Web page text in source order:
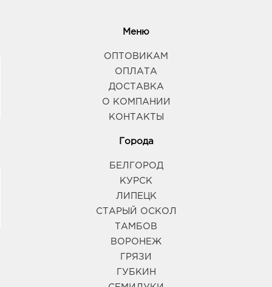
Меню
ОПТОВИКАМ
ОПЛАТА
ДОСТАВКА
О КОМПАНИИ
КОНТАКТЫ
Города
БЕЛГОРОД
КУРСК
ЛИПЕЦК
СТАРЫЙ ОСКОЛ
ТАМБОВ
ВОРОНЕЖ
ГРЯЗИ
ГУБКИН